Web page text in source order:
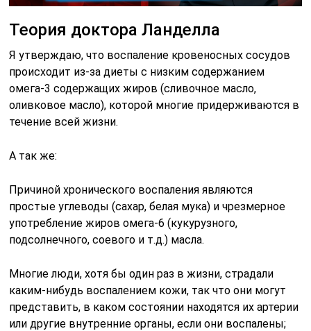
Теория доктора Ланделла
Я утверждаю, что воспаление кровеносных сосудов
происходит из-за диеты с низким содержанием
омега-3 содержащих жиров (сливочное масло,
оливковое масло), которой многие придерживаются в
течение всей жизни.
А так же:
Причиной хронического воспаления являются
простые углеводы (сахар, белая мука) и чрезмерное
употребление жиров омега-6 (кукурузного,
подсолнечного, соевого и т.д.) масла.
Многие люди, хотя бы один раз в жизни, страдали
каким-нибудь воспалением кожи, так что они могут
представить, в каком состоянии находятся их артерии
или другие внутренние органы, если они воспалены;